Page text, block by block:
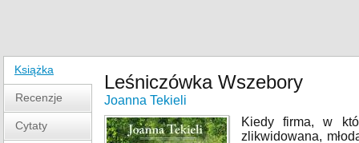
Książka
Recenzje
Cytaty
Leśniczówka Wszebory
Joanna Tekieli
Kiedy firma, w
zlikwidowana,